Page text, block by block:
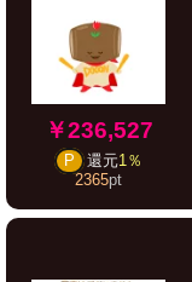
￥236,527
P 還元1％
2365pt